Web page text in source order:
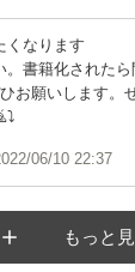
くなります
。書籍化された
お願いします。
06/10 22:37
もっと